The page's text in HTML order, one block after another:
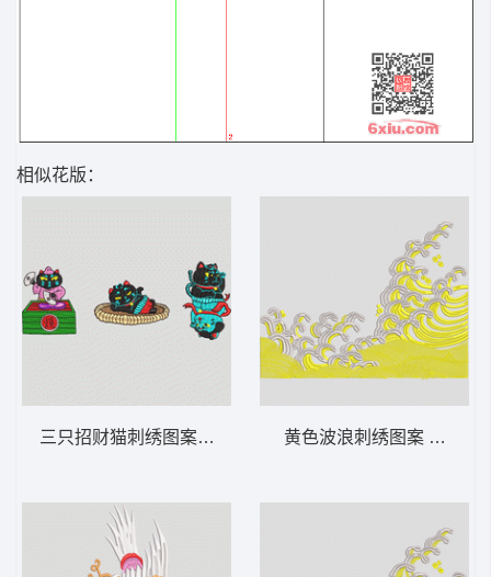
相似花版：
三只招财猫刺绣图案 猫 卡通 黄色波浪刺绣图案 波浪